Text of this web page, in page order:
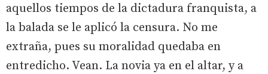
aquellos tiempos de la dictadura franquista, a
la balada se le aplicó la censura. No me
extraña, pues su moralidad quedaba en
entredicho. Vean. La novia ya en el altar, y a